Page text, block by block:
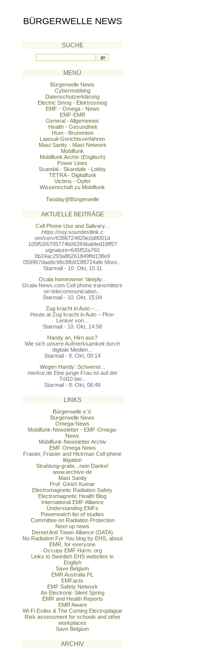
BÜRGERWELLE NEWS
SUCHE
MENÜ
Bürgerwelle News
Cybermobbing
Datenschutzerklärung
Electric Smog - Elektrosmog
EMF - Omega - News
EMF-EMR
General - Allgemeines
Health - Gesundheit
Hum - Brummton
Lawsuit-Gerichtsverfahren
Mast Sanity - Mast Network
Mobilfunk
Mobilfunk Archiv (Englisch)
Power Lines
Scandal - Skandale - Lobby
TETRA - Digitalfunk
Victims - Opfer
Wissenschaft zu Mobilfunk
Twoday@Bürgerwelle
AKTUELLE BEITRÄGE
Cell Phone Use and Salivary...
https://noy.soundestlink.c
om/ce/v/6386724829e2d8001d
105f53/6705774b06284babfed18ff5?
signature=645f52a760
0b24ac293a86261849ffd138e9
059967daa9c98c8fb933f8724afe More...
Starmail - 10. Okt, 15:11
Ocala homeowner 'deeply...
Ocala-News.com Cell phone transmitters
on telecommunication...
Starmail - 10. Okt, 15:04
Zug kracht in Auto –...
Heute.at Zug kracht in Auto – Pkw-
Lenker von...
Starmail - 10. Okt, 14:58
Handy an, Hirn aus?
Wie sich unsere Aufmerksamkeit durch
digitale Medien...
Starmail - 8. Okt, 09:14
Wegen Handy: Schwerer...
merkur.de Eine junge Frau ist auf der
Töl10 bei...
Starmail - 8. Okt, 08:48
LINKS
Bürgerwelle e.V.
Bürgerwelle News
Omega-News
Mobilfunk-Newsletter - EMF-Omega-
News
Mobilfunk-Newsletter Archiv
EMF Omega News
Frasier, Frasier and Hickman Cell phone
litigation
Strahlung-gratis...nein Danke!
www.archive-de
Mast Sanity
Prof. Girish Kumar
Electromagnetic Radiation Safety
Electromagnetic Health Blog
International EMF Alliance
Understanding EMFs
Powerwatch list of studies
Committee on Radiation Protection
Next-up news
Dereel Anti Tower Alliance (DATA)
No Radiation For You blog by EHS, about
EMR, for everyone
Occupy EMF Harm. org
Links to Swedish EHS websites in
English
Save Belgium
EMR Australia PL
EMFacts
EMF Safety Network
An Electronic Silent Spring
EMR and Health Reports
EMR Aware
Wi-Fi Exiles & The Coming Electroplague
Risk assessment for schools and other
workplaces
Save Belgium
ARCHIV